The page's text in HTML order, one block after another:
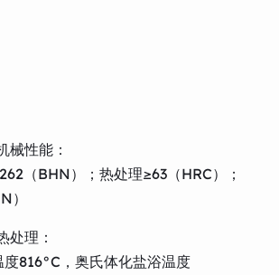
械性能：
（BHN）；热处理≥63（HRC）；
）
处理：
816°C，奥氏体化盐浴温度